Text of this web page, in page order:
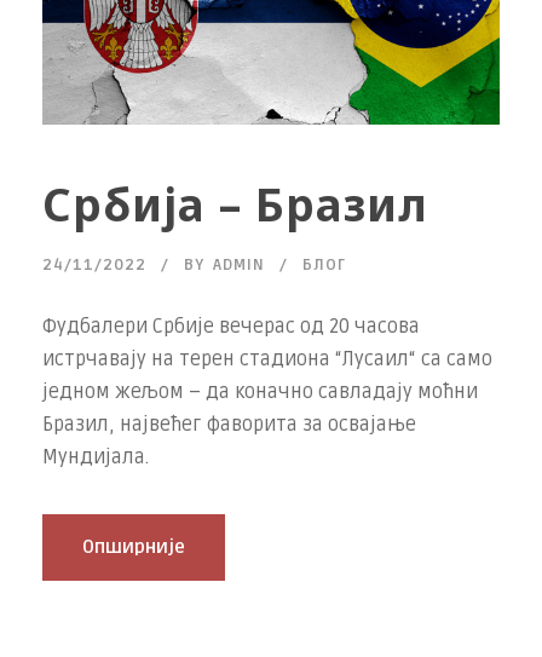
Србија – Бразил
24/11/2022 BY ADMIN БЛОГ
Фудбалери Србије вечерас од 20 часова
истрчавају на терен стадиона “Лусаил“ са само
једном жељом – да коначно савладају моћни
Бразил, највећег фаворита за освајање
Мундијала.
Опширније